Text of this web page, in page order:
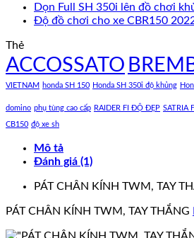
Dọn Full SH 350i lên đồ chơi
Độ đồ chơi cho xe CBR150
Thẻ
ACCOSSATO
VIETNAM honda SH 150 Honda SH 350i độ khủng
domino phụ tùng cao cấp RAIDER FI ĐỘ ĐẸP SATRIA
CB150 độ xe sh
Mô tả
Đánh giá (1)
PÁT CHÂN KÍNH TWM, TAY
PÁT CHÂN KÍNH TWM, TAY THẮNG